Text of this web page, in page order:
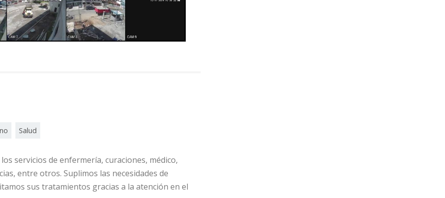
Salud
servicios de enfermería, curaciones, médico,
entre otros. Suplimos las necesidades de
sus tratamientos gracias a la atención en el